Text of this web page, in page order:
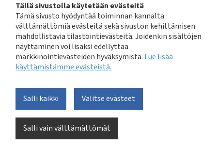
Tällä sivustolla käytetään evästeitä
Tämä sivusto hyödyntää toiminnan kannalta
välttämättömiä evästeitä sekä sivuston kehittämisen
mahdollistavia tilastointievästeitä. Joidenkin sisältöjen
näyttäminen voi lisäksi edellyttää
markkinointievästeiden hyväksymistä. Lue lisää
käyttämistämme evästeistä.​​​​​​
Salli kaikki
Salli vain välttämättömät
Valitse evästeet
Ravinteiden poisto
Direktiiviluonnoksessa esitetään toimialalle suuria
muutoksia ja paljon investointeja vaativia
tehostamistoimia. Ravinteiden poiston vaatimukset on
luonoksessa taulukossa 1 esitetyn mukaiset. Luonnos
Vuoden 2030 loppuun mennessä maiden tulee
varmistaa, että 50% yli 100 000 AVL laitosten
käsittelemistä jätevesistä ja jotka eivät sisällä
tertiäärikäsittelyä direktiivin julkaisuhetkellä,
kohdistetaan tertiäärikäsittelyn piiriin. Vuoden 2035